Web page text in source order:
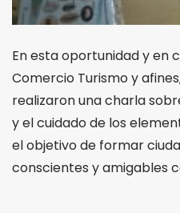
En esta oportunidad y en
Comercio Turismo y
realizaron una charla
y el cuidado de los
el objetivo de formar
conscientes y amigables